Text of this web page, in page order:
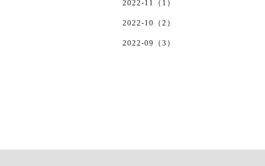
2022-11（1）
2022-10（2）
2022-09（3）